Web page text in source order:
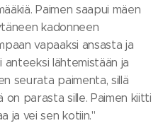
Paimen saapui mäen
kadonneen
vapaaksi ansasta ja
anteeksi lähtemistään ja
seurata paimenta, sillä
parasta sille. Paimen kiitti
ja vei sen kotiin."